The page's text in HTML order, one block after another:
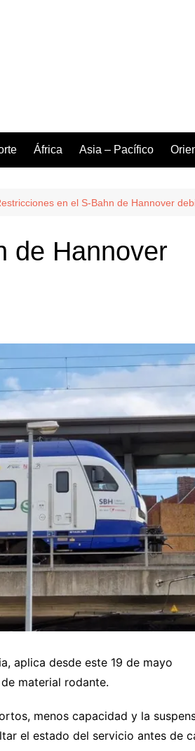
África Asia – Pacífico
en el S-Bahn de Hannover
de Hannover
aplica desde este 19 de mayo
material rodante.
menos capacidad y la
el estado del servicio antes de